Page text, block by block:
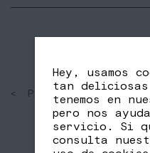
< PAST
Hey, usamos
tan deliciosas
tenemos en
pero nos
servicio. Si
consulta